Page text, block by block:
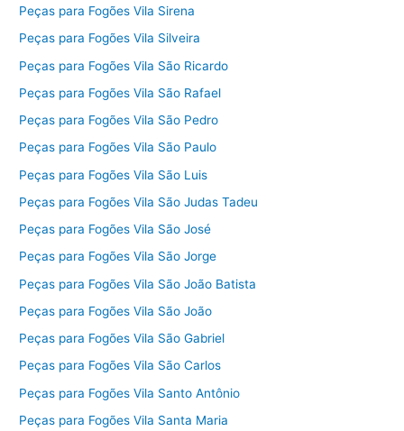
Peças para Fogões Vila Sirena
Peças para Fogões Vila Silveira
Peças para Fogões Vila São Ricardo
Peças para Fogões Vila São Rafael
Peças para Fogões Vila São Pedro
Peças para Fogões Vila São Paulo
Peças para Fogões Vila São Luis
Peças para Fogões Vila São Judas Tadeu
Peças para Fogões Vila São José
Peças para Fogões Vila São Jorge
Peças para Fogões Vila São João Batista
Peças para Fogões Vila São João
Peças para Fogões Vila São Gabriel
Peças para Fogões Vila São Carlos
Peças para Fogões Vila Santo Antônio
Peças para Fogões Vila Santa Maria